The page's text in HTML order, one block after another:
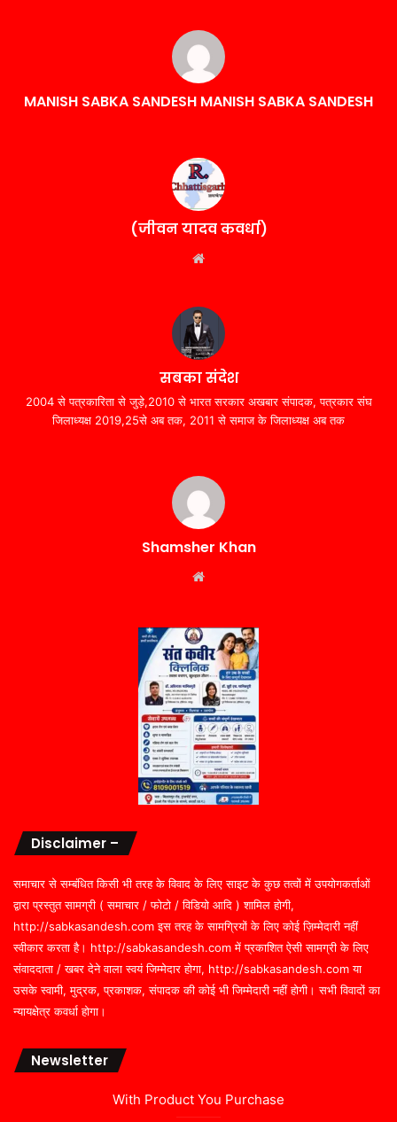
MANISH SABKA SANDESH MANISH SABKA SANDESH
(जीवन यादव कवर्धा)
सबका संदेश
2004 से पत्रकारिता से जुड़े,2010 से भारत सरकार अखबार संपादक, पत्रकार संघ
जिलाध्यक्ष 2019,25से अब तक, 2011 से समाज के जिलाध्यक्ष अब तक
Shamsher Khan
Disclaimer –
समाचार से सम्बंधित किसी भी तरह के विवाद के लिए साइट के कुछ तत्वों में उपयोगकर्ताओं
द्वारा प्रस्तुत सामग्री ( समाचार / फोटो / विडियो आदि ) शामिल होगी,
http://sabkasandesh.com इस तरह के सामग्रियों के लिए कोई ज़िम्मेदारी नहीं
स्वीकार करता है। http://sabkasandesh.com में प्रकाशित ऐसी सामग्री के लिए
संवाददाता / खबर देने वाला स्वयं जिम्मेदार होगा, http://sabkasandesh.com या
उसके स्वामी, मुद्रक, प्रकाशक, संपादक की कोई भी जिम्मेदारी नहीं होगी। सभी विवादों का
न्यायक्षेत्र कवर्धा होगा।
Newsletter
With Product You Purchase